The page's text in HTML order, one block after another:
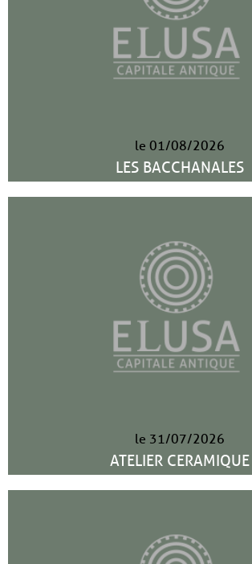
le 01/08/2026
LES BACCHANALES
le 31/07/2026
ATELIER CERAMIQUE